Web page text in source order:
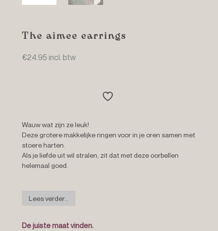
The aimee earrings
€24.95 incl. btw
Wauw wat zijn ze leuk!
Deze grotere makkelijke ringen voor in je oren samen met
stoere harten.
Als je liefde uit wil stralen, zit dat met deze oorbellen
helemaal goed.
Lees verder...
De juiste maat vinden.